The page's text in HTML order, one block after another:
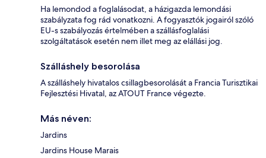
Ha lemondod a foglalásodat, a házigazda lemondási
szabályzata fog rád vonatkozni. A fogyasztók jogairól szóló
EU-s szabályozás értelmében a szállásfoglalási
szolgáltatások esetén nem illet meg az elállási jog.
Szálláshely besorolása
A szálláshely hivatalos csillagbesorolását a Francia Turisztikai
Fejlesztési Hivatal, az ATOUT France végezte.
Más néven:
Jardins
Jardins House Marais